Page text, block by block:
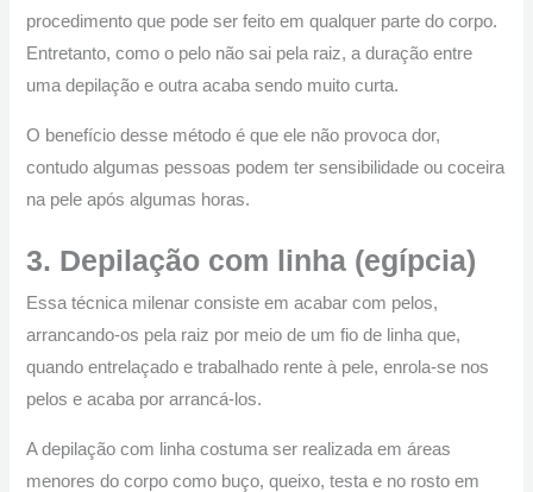
procedimento que pode ser feito em qualquer parte do corpo.
Entretanto, como o pelo não sai pela raiz, a duração entre
uma depilação e outra acaba sendo muito curta.
O benefício desse método é que ele não provoca dor,
contudo algumas pessoas podem ter sensibilidade ou coceira
na pele após algumas horas.
3. Depilação com linha (egípcia)
Essa técnica milenar consiste em acabar com pelos,
arrancando-os pela raiz por meio de um fio de linha que,
quando entrelaçado e trabalhado rente à pele, enrola-se nos
pelos e acaba por arrancá-los.
A depilação com linha costuma ser realizada em áreas
menores do corpo como buço, queixo, testa e no rosto em